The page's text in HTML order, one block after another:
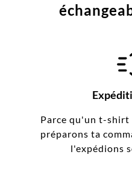
Parce qu'un t-shirt
préparons ta
l'expédions